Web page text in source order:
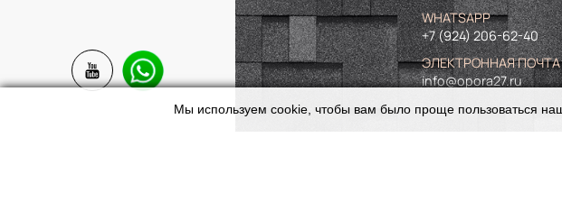
WHATSAPP
+7 (924) 206-62-40
ЭЛЕКТРОННАЯ ПОЧТА
info@opora27.ru
Мы используем cookie, чтобы вам было проще пользоваться